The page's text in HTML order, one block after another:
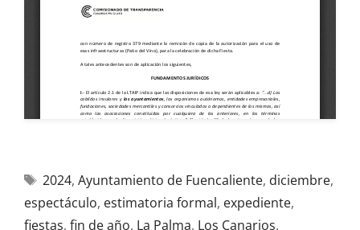
2024, Ayuntamiento de Fuencaliente, diciembre,
espectáculo, estimatoria formal, expediente,
fiestas, fin de año, La Palma, Los Canarios,